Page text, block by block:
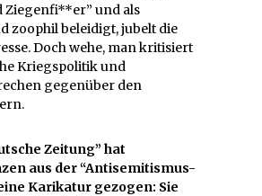
Ziegenfi**er” und als
zoophil beleidigt, jubelt die
Doch wehe, man kritisiert
Kriegspolitik und
gegenüber den
Zeitung” hat
aus der “Antisemitismus-
Karikatur gezogen: Sie